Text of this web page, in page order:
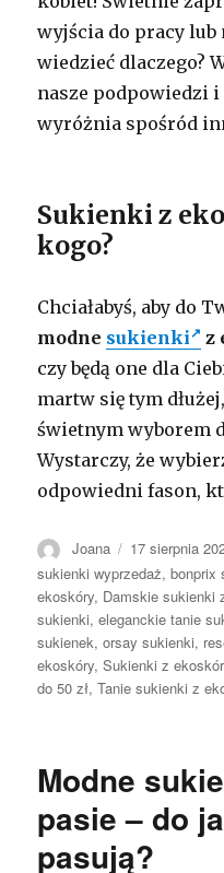
wyjścia do pracy lub
wiedzieć dlaczego?
nasze podpowiedzi i
wyróżnia spośród
Sukienki z
kogo?
Chciałabyś, aby do
modne sukienki z
czy będą one dla
martw się tym
świetnym wyborem
Wystarczy, że
odpowiedni fason,
Autor
Joana Opublikowano
17 sierpnia
sukienki wyprzedaż,bonprix
ekoskóry, Damskie sukienki
sukienki,eleganckie tanie
sukienek,orsay sukienki,
ekoskóry,Sukienki z
do 50 zł,Tanie sukienki z
Modne
pasie – do
pasują?